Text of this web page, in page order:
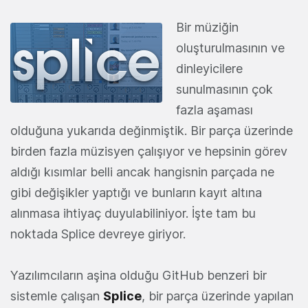
Bir müziğin
oluşturulmasının ve
dinleyicilere
sunulmasının çok
fazla aşaması
olduğuna yukarıda değinmiştik. Bir parça üzerinde
birden fazla müzisyen çalışıyor ve hepsinin görev
aldığı kısımlar belli ancak hangisnin parçada ne
gibi değişikler yaptığı ve bunların kayıt altına
alınmasa ihtiyaç duyulabiliniyor. İşte tam bu
noktada Splice devreye giriyor.
Yazılımcıların aşina olduğu GitHub benzeri bir
sistemle çalışan Splice, bir parça üzerinde yapılan